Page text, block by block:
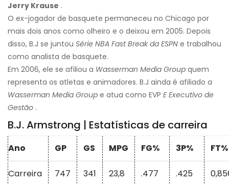
Jerry Krause .
O ex-jogador de basquete permaneceu no Chicago por
mais dois anos como olheiro e o deixou em 2005. Depois
disso, B.J se juntou Série NBA Fast Break da ESPN e trabalhou
como analista de basquete.
Em 2006, ele se afiliou a Wasserman Media Group quem
representa os atletas e animadores. B.J ainda é afiliado a
Wasserman Media Group e atua como EVP E Executivo de
Gestão .
B.J. Armstrong | Estatísticas de carreira
Ano GP GS MPG FG% 3P% FT%
Carreira 747 341 23,8 .477 .425